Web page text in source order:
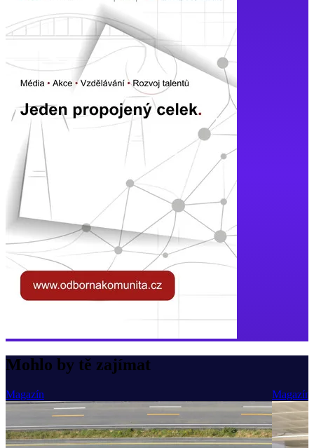
Mohlo by tě zajímat
Magazín Magazín